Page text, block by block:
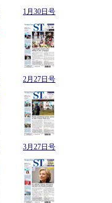
1月30日号
2月27日号
3月27日号